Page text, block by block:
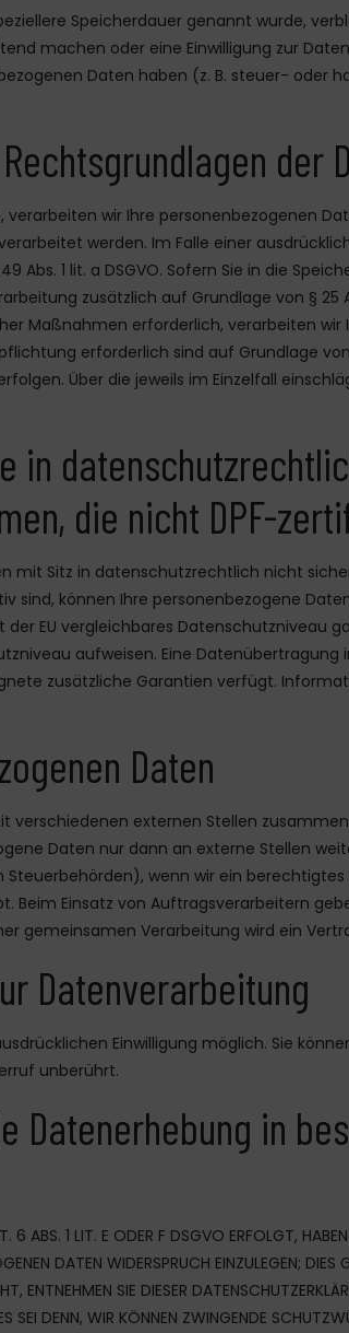
Speicherdauer genannt wurde,
machen oder eine Einwilligung zur
Daten haben (z. B. steuer-
wir Ihre personenbezogenen
werden. Im Falle einer
1 lit. a DSGVO. Sofern Sie in die
zusätzlich auf Grundlage von § 25
Maßnahmen erforderlich, verarbeiten wir
erforderlich sind auf Grundlage
Über die jeweils im Einzelfall
in
die nicht DPF-
mit Sitz in datenschutzrechtlich nicht
sind, können Ihre personenbezogene
EU vergleichbares Datenschutzniveau
aufweisen. Eine
zusätzliche Garantien verfügt.
Daten
externen Stellen
Daten nur dann an externe Stellen
wenn wir ein
Beim Einsatz von Auftragsverarbeitern
gemeinsamen Verarbeitung wird ein
Datenverarbeitung
Einwilligung möglich. Sie
unberührt.
Datenerhebung in
ABS. 1 LIT. E ODER F DSGVO ERFOLGT,
DATEN WIDERSPRUCH EINZULEGEN;
ENTNEHMEN SIE DIESER
SEI DENN, WIR KÖNNEN ZWINGENDE